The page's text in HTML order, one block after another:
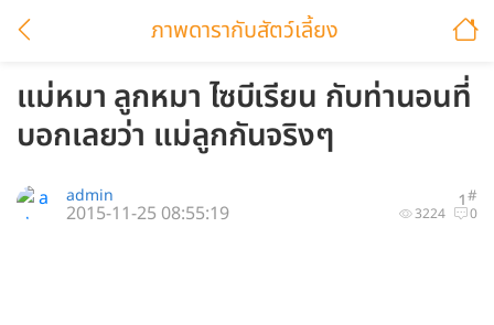
ภาพดารากับสัตว์เลี้ยง
แม่หมา ลูกหมา ไซบีเรียน กับท่านอนที่
บอกเลยว่า แม่ลูกกันจริงๆ
1#
admin
3224 0
2015-11-25 08:55:19